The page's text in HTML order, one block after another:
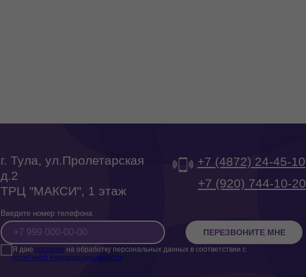
г. Тула, ул.Пролетарская
д.2
ТРЦ "МАКСИ", 1 этаж
Введите номер телефона
Я даю согласие на обработку персональных данных в соответствии с
политикой конфиденциальности
ПЕРЕЗВОНИТЕ МНЕ
+7 (4872) 24-45-10
‎+7 (920) 744-10-20